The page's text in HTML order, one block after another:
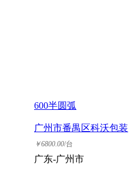
600半圆弧
广州市番禺区科沃包装
机械厂
￥6800.00/台
广东-广州市